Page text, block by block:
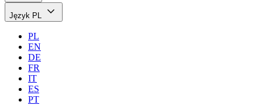
Język PL
PL
EN
DE
FR
IT
ES
PT